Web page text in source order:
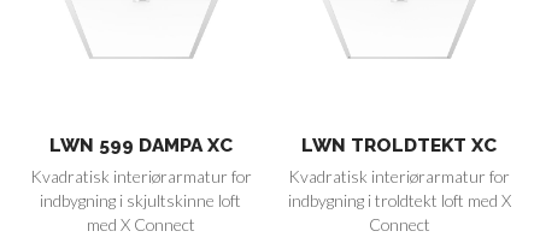
LWN 599 DAMPA XC
Kvadratisk interiørarmatur for
indbygning i skjultskinne loft
med X Connect
LWN TROLDTEKT XC
Kvadratisk interiørarmatur for
indbygning i troldtekt loft med X
Connect